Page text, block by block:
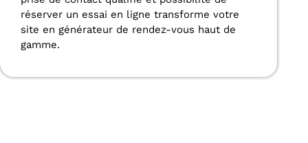
réserver un essai en ligne transforme votre
site en générateur de rendez-vous haut de
gamme.